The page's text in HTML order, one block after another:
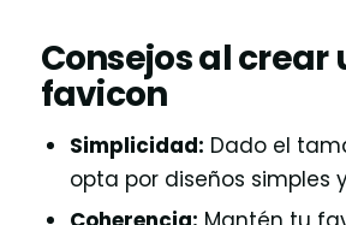
Consejos al crear
favicon
Simplicidad: Dado el
opta por diseños simples